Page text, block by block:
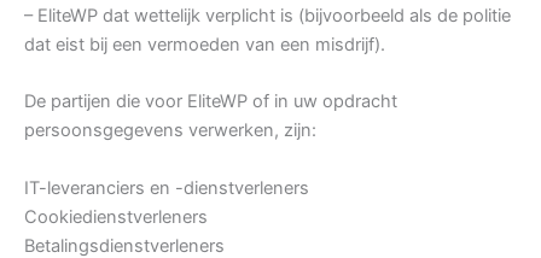
– EliteWP dat wettelijk verplicht is (bijvoorbeeld als de politie
dat eist bij een vermoeden van een misdrijf).
De partijen die voor EliteWP of in uw opdracht
persoonsgegevens verwerken, zijn:
IT-leveranciers en -dienstverleners
Cookiedienstverleners
Betalingsdienstverleners